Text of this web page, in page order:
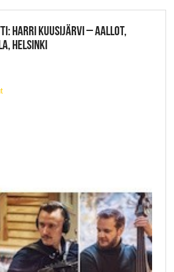
HARRI KUUSIJÄRVI – AALLOT,
HELSINKI